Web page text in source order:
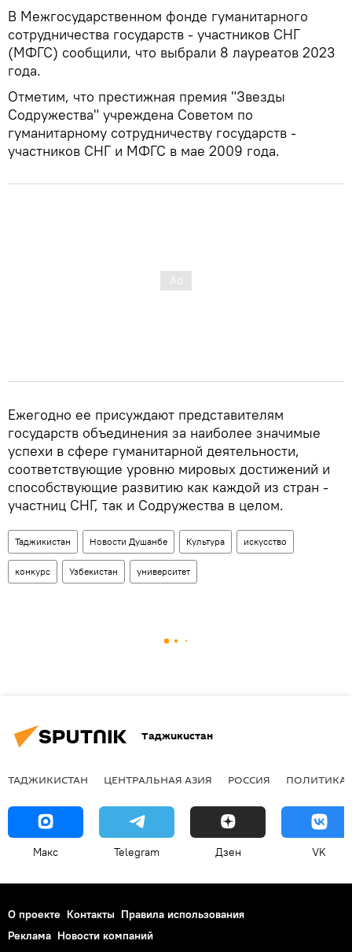
В Межгосударственном фонде гуманитарного
сотрудничества государств - участников СНГ
(МФГС) сообщили, что выбрали 8 лауреатов 2023
года.
Отметим, что престижная премия "Звезды
Содружества" учреждена Советом по
гуманитарному сотрудничеству государств -
участников СНГ и МФГС в мае 2009 года.
Ежегодно ее присуждают представителям
государств объединения за наиболее значимые
успехи в сфере гуманитарной деятельности,
соответствующие уровню мировых достижений и
способствующие развитию как каждой из стран -
участниц СНГ, так и Содружества в целом.
Таджикистан Новости Душанбе Культура искусство
конкурс Узбекистан университет
Таджикистан
ТАДЖИКИСТАН ЦЕНТРАЛЬНАЯ АЗИЯ РОССИЯ ПОЛИТИКА
Макс Telegram Дзен VK
О проекте Контакты Правила использования
Реклама Новости компаний